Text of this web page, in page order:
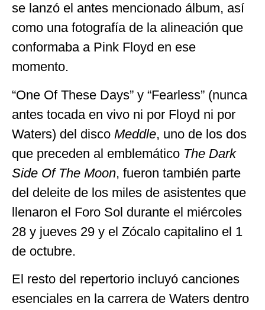
se lanzó el antes mencionado álbum, así
como una fotografía de la alineación que
conformaba a Pink Floyd en ese
momento.
“One Of These Days” y “Fearless” (nunca
antes tocada en vivo ni por Floyd ni por
Waters) del disco Meddle, uno de los dos
que preceden al emblemático The Dark
Side Of The Moon, fueron también parte
del deleite de los miles de asistentes que
llenaron el Foro Sol durante el miércoles
28 y jueves 29 y el Zócalo capitalino el 1
de octubre.
El resto del repertorio incluyó canciones
esenciales en la carrera de Waters dentro